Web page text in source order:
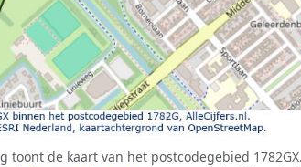
toont de kaart van het postcodegebied